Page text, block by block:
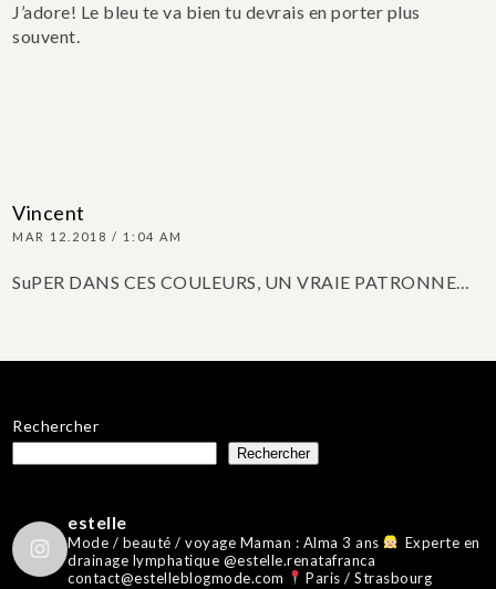
J’adore! Le bleu te va bien tu devrais en porter plus
souvent.
Vincent
MAR 12.2018 / 1:04 AM
SuPER DANS CES COULEURS, UN VRAIE PATRONNE…
Rechercher
Rechercher
estelle
Mode / beauté / voyage Maman : Alma 3 ans
Experte en
drainage lymphatique @estelle.renatafranca
contact@estelleblogmode.com
Paris / Strasbourg